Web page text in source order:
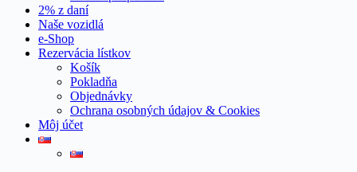
2% z daní
Naše vozidlá
e-Shop
Rezervácia lístkov
Košík
Pokladňa
Objednávky
Ochrana osobných údajov & Cookies
Môj účet